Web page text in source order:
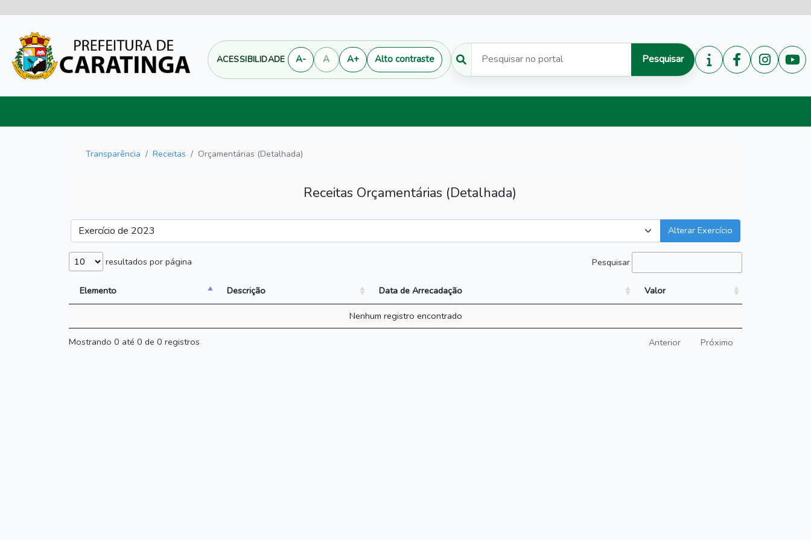
ACESSIBILIDADE A- A A+ Alto contraste
Pesquisar conteudo
Pesquisar
Transparência Receitas Orçamentárias (Detalhada)
Receitas Orçamentárias (Detalhada)
Alterar Exercício
resultados por página Pesquisar
Elemento Descrição Data de Arrecadação Valor
Nenhum registro encontrado
Mostrando 0 até 0 de 0 registros Anterior Próximo